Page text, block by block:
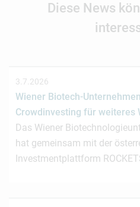
Diese News
3.7.2026
Wiener Biotech-
Crowdinvesting für weiteres
Das Wiener
hat gemeinsam mit der
Investmentplattform